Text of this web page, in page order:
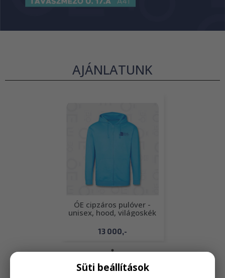
AJÁNLATUNK
13 000,-
ÓE cipzáros pulóver -
unisex, hood, világoskék
ÚJDONSÁGOK
Süti beállítások